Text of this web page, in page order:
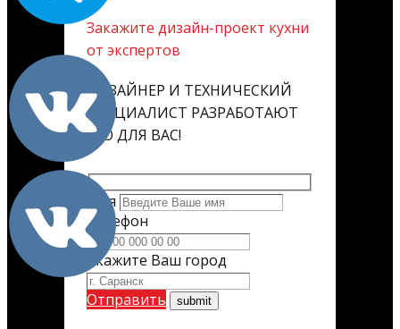
Закажите дизайн-проект кухни
от экспертов
ДИЗАЙНЕР И ТЕХНИЧЕСКИЙ
СПЕЦИАЛИСТ РАЗРАБОТАЮТ
ЕГО ДЛЯ ВАС!
Имя
Телефон
Укажите Ваш город
Отправить